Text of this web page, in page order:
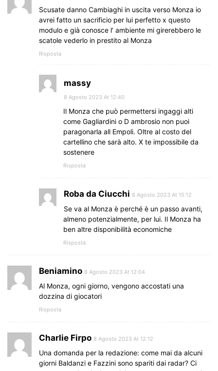
Scusate danno Cambiaghi in uscita verso Monza io
avrei fatto un sacrificio per lui perfetto x questo
modulo e già conosce l’ ambiente mi girerebbero le
scatole vederlo in prestito al Monza
Risposta
massy
8 Agosto 2023 At 12:40
Il Monza che può permettersi ingaggi alti
come Gagliardini o D ambrosio non puoi
paragonarla all Empoli. Oltre al costo del
cartellino che sarà alto. X te impossibile da
sostenere
Risposta
Roba da Ciucchi 8 Agosto 2023 At 15:12
Se va al Monza è perché è un passo avanti,
almeno potenzialmente, per lui. Il Monza ha
ben altre disponibilità economiche
Risposta
Beniamino 8 Agosto 2023 At 12:04
Al Monza, ogni giorno, vengono accostati una
dozzina di giocatori
Risposta
Charlie Firpo 8 Agosto 2023 At 12:12
Una domanda per la redazione: come mai da alcuni
giorni Baldanzi e Fazzini sono spariti dai radar? Ci